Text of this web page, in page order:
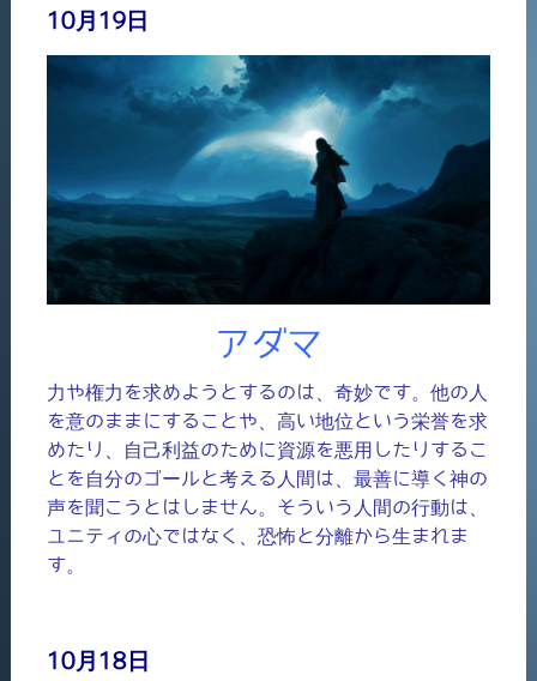
10月19日
アダマ
力や権力を求めようとするのは、奇妙です。他の人
を意のままにすることや、高い地位という栄誉を求
めたり、自己利益のために資源を悪用したりするこ
とを自分のゴールと考える人間は、最善に導く神の
声を聞こうとはしません。そういう人間の行動は、
ユニティの心ではなく、恐怖と分離から生まれま
す。
10月18日